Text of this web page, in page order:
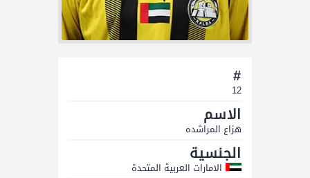
#
12
الاسم
ھزاع المراشده
الجنسية
الامارات العربية المتحدة